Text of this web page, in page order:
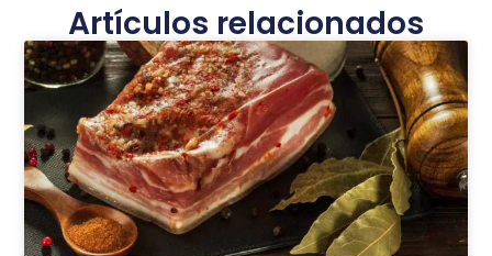
Artículos relacionados